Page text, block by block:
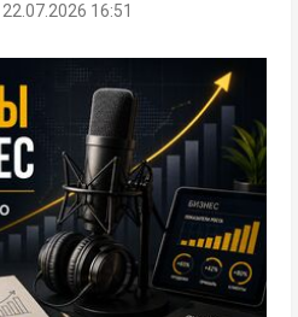
22.07.2026 16:51